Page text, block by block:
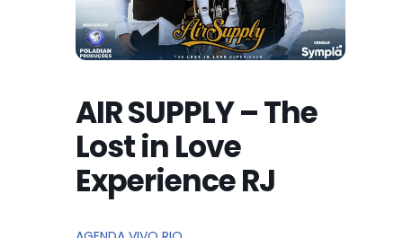
AIR SUPPLY – The
Lost in Love
Experience RJ